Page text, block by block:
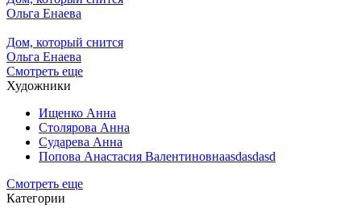
Ольга Енаева
Дом, который снится
Ольга Енаева
Смотреть еще
Художники
Ищенко Анна
Столярова Анна
Сударева Анна
Попова Анастасия Валентиновнаasdasdasd
Смотреть еще
Категории